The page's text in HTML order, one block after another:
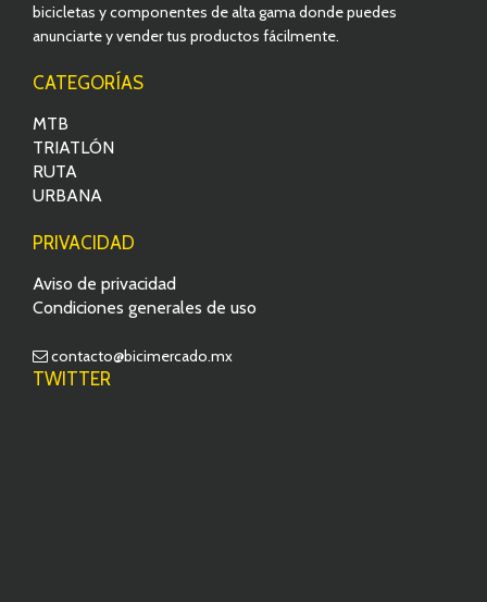
bicicletas y componentes de alta gama donde puedes
anunciarte y vender tus productos fácilmente.
CATEGORÍAS
MTB
TRIATLÓN
RUTA
URBANA
PRIVACIDAD
Aviso de privacidad
Condiciones generales de uso
contacto@bicimercado.mx
TWITTER